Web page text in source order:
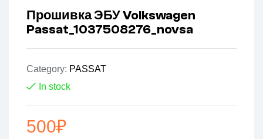
Прошивка ЭБУ Volkswagen
Passat_1037508276_novsa
Category: PASSAT
In stock
500₽